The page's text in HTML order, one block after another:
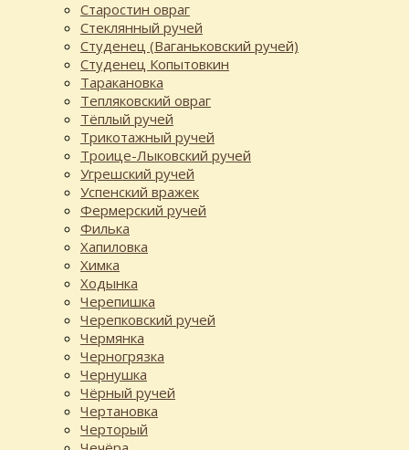
Старостин овраг
Стеклянный ручей
Студенец (Ваганьковский ручей)
Студенец Копытовкин
Таракановка
Тепляковский овраг
Тёплый ручей
Трикотажный ручей
Троице-Лыковский ручей
Угрешский ручей
Успенский вражек
Фермерский ручей
Филька
Хапиловка
Химка
Ходынка
Черепишка
Черепковский ручей
Чермянка
Черногрязка
Чернушка
Чёрный ручей
Чертановка
Черторый